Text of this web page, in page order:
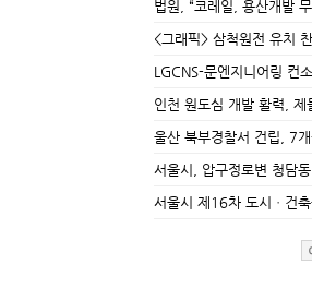
법원, “코레일, 용산개발
<그래픽> 삼척원전 유치
LGCNS-문엔지니어링 컨
인천 원도심 개발 활력,
울산 북부경찰서 건립, 7
서울시, 압구정로변 청담
서울시 제16차 도시ㆍ건